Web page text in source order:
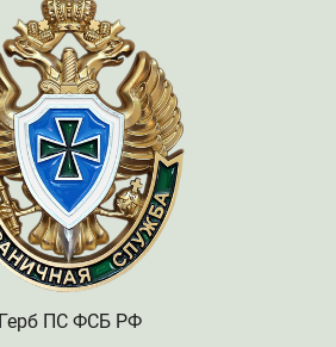
Герб ПС ФСБ РФ